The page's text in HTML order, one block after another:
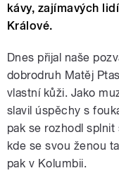
kávy, zajímavých
Králové.
Dnes přijal naše
dobrodruh Matěj
vlastní kůži. Jako
slavil úspěchy s
pak se rozhodl splnit
kde se svou ženou
pak v Kolumbii.